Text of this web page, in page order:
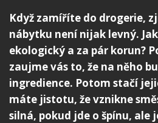
Když zamíříte do drogerie,
nábytku není nijak levný.
ekologický a za pár korun?
zaujme vás to, že na něho
ingredience. Potom stačí
máte jistotu, že vznikne
silná, pokud jde o špínu, ale